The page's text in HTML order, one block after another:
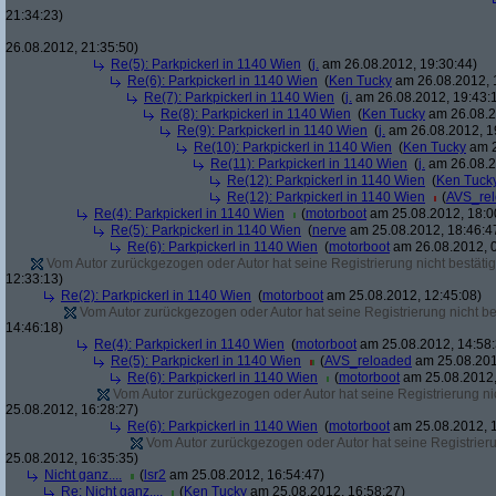
21:34:23)
26.08.2012, 21:35:50)
Re(5): Parkpickerl in 1140 Wien (j. am 26.08.2012, 19:30:44)
Re(6): Parkpickerl in 1140 Wien (Ken Tucky am 26.08.2012,
Re(7): Parkpickerl in 1140 Wien (j. am 26.08.2012,
Re(8): Parkpickerl in 1140 Wien (Ken Tucky am
Re(9): Parkpickerl in 1140 Wien (j. am 26.08.2012,
Re(10): Parkpickerl in 1140 Wien (Ken Tucky am
Re(11): Parkpickerl in 1140 Wien (j. am
Re(12): Parkpickerl in 1140 Wien (Ken
Re(12): Parkpickerl in 1140 Wien
(
Re(4): Parkpickerl in 1140 Wien
(motorboot am 25.08.2012,
Re(5): Parkpickerl in 1140 Wien (nerve am 25.08.2012,
Re(6): Parkpickerl in 1140 Wien (motorboot am 26.08.2012,
Vom Autor zurückgezogen oder Autor hat seine Registrierung nicht
12:33:13)
Re(2): Parkpickerl in 1140 Wien (motorboot am 25.08.2012, 12:45:08)
Vom Autor zurückgezogen oder Autor hat seine Registrierung nicht
14:46:18)
Re(4): Parkpickerl in 1140 Wien (motorboot am 25.08.2012,
Re(5): Parkpickerl in 1140 Wien
(AVS_reloaded am
Re(6): Parkpickerl in 1140 Wien
(motorboot am
Vom Autor zurückgezogen oder Autor hat seine Registrierung
25.08.2012, 16:28:27)
Re(6): Parkpickerl in 1140 Wien (motorboot am 25.08.2012,
Vom Autor zurückgezogen oder Autor hat seine
25.08.2012, 16:35:35)
Nicht ganz....
( lsr2 am 25.08.2012, 16:54:47)
Re: Nicht ganz....
(Ken Tucky am 25.08.2012, 16:58:27)